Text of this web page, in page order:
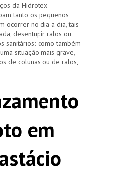
da Hidrotex
tanto os pequenos
ocorrer no dia a dia, tais
desentupir ralos ou
sanitários; como também
situação mais grave,
de colunas ou de ralos,
em